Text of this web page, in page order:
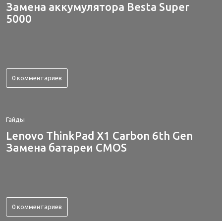
Замена аккумулятора Besta Super
5000
0 комментариев
Гайды
Lenovo ThinkPad X1 Carbon 6th Gen
Замена батареи CMOS
0 комментариев